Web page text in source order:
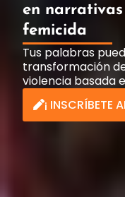
en
femicida
Tus palabras
transformación
violencia basada
¡ INSCRÍBETE